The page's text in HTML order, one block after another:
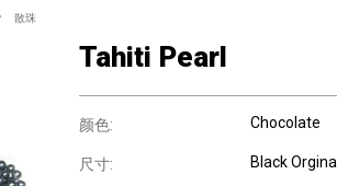
散珠
Tahiti Pearl
颜色: Chocolate
尺寸: Black Orginal